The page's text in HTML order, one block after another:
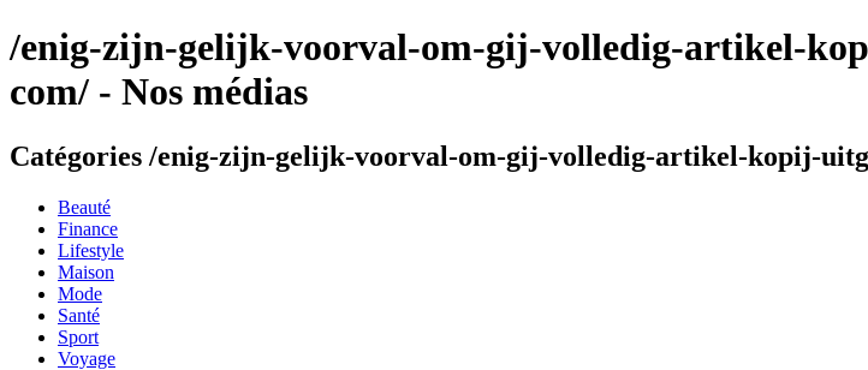
/enig-zijn-gelijk-voorval-om-gij-volledig-artikel-
com/ - Nos médias
Catégories /enig-zijn-gelijk-voorval-om-gij-volledig-artikel-kopij-
Beauté
Finance
Lifestyle
Maison
Mode
Santé
Sport
Voyage